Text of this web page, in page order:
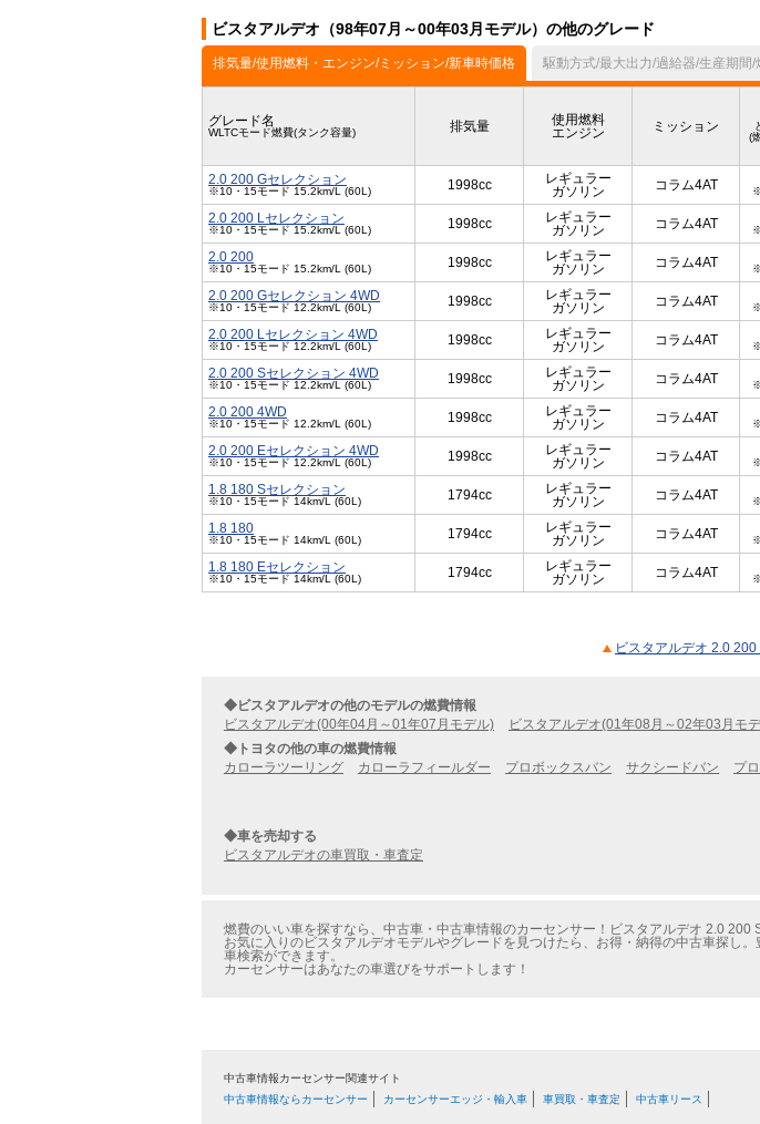
ビスタアルデオ（98年07月～00年03月モデル）の他のグレード
排気量/使用燃料・エンジン/ミッション/新車時価格 駆動方式/最大出力/過給器/生産期間/
グレード名
WLTCモード燃費(タンク容量) 排気量
使用燃料
エンジン
ミッション
(
2.0 200 Gセレクション
※10・15モード 15.2km/L (60L) 1998cc
レギュラー
ガソリン
コラム4AT
2.0 200 Lセレクション
※10・15モード 15.2km/L (60L) 1998cc
レギュラー
ガソリン
コラム4AT
2.0 200
※10・15モード 15.2km/L (60L) 1998cc
レギュラー
ガソリン
コラム4AT
2.0 200 Gセレクション 4WD
※10・15モード 12.2km/L (60L) 1998cc
レギュラー
ガソリン
コラム4AT
2.0 200 Lセレクション 4WD
※10・15モード 12.2km/L (60L) 1998cc
レギュラー
ガソリン
コラム4AT
2.0 200 Sセレクション 4WD
※10・15モード 12.2km/L (60L) 1998cc
レギュラー
ガソリン
コラム4AT
2.0 200 4WD
※10・15モード 12.2km/L (60L) 1998cc
レギュラー
ガソリン
コラム4AT
2.0 200 Eセレクション 4WD
※10・15モード 12.2km/L (60L) 1998cc
レギュラー
ガソリン
コラム4AT
1.8 180 Sセレクション
※10・15モード 14km/L (60L) 1794cc
レギュラー
ガソリン
コラム4AT
1.8 180
※10・15モード 14km/L (60L) 1794cc
レギュラー
ガソリン
コラム4AT
1.8 180 Eセレクション
※10・15モード 14km/L (60L) 1794cc
レギュラー
ガソリン
コラム4AT
ビスタアルデオ 2.0
◆ビスタアルデオの他のモデルの燃費情報
ビスタアルデオ(00年04月～01年07月モデル)
ビスタアルデオ(01年08月～02年03月モ
◆トヨタの他の車の燃費情報
カローラツーリング
カローラフィールダー プロボックスバン サクシードバン プ
◆車を売却する
ビスタアルデオの車買取・車査定
燃費のいい車を探すなら、中古車・中古車情報のカーセンサー！ビスタアルデオ 2.0 200
お気に入りのビスタアルデオモデルやグレードを見つけたら、お得・納得の中古車探し
車検索ができます。
カーセンサーはあなたの車選びをサポートします！
中古車情報カーセンサー関連サイト
中古車情報ならカーセンサー
カーセンサーエッジ・輸入車 車買取・車査定 中古車リース